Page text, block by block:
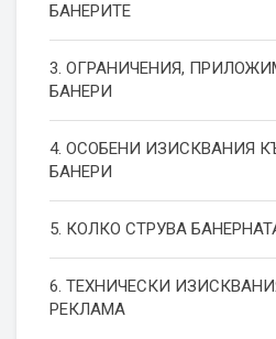
БАНЕРИТЕ
3. ОГРАНИЧЕНИЯ,
БАНЕРИ
4. ОСОБЕНИ ИЗИСКВАНИЯ
БАНЕРИ
5. КОЛКО СТРУВА
6. ТЕХНИЧЕСКИ
РЕКЛАМА